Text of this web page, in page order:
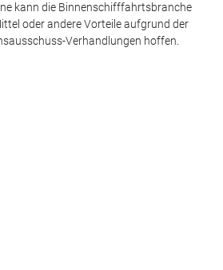
kann die Binnenschifffahrtsbranche
oder andere Vorteile aufgrund der
Verhandlungen hoffen.